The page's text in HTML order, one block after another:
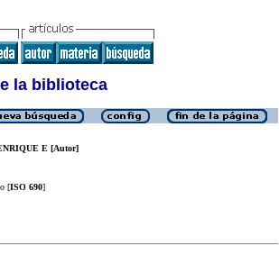
la biblioteca
E [Autor]
[ISO 690]